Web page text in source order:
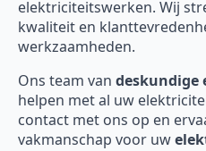
elektriciteitswerken. Wij
kwaliteit en
werkzaamheden.
Ons team van deskundige
helpen met al uw
contact met ons op en
vakmanschap voor uw